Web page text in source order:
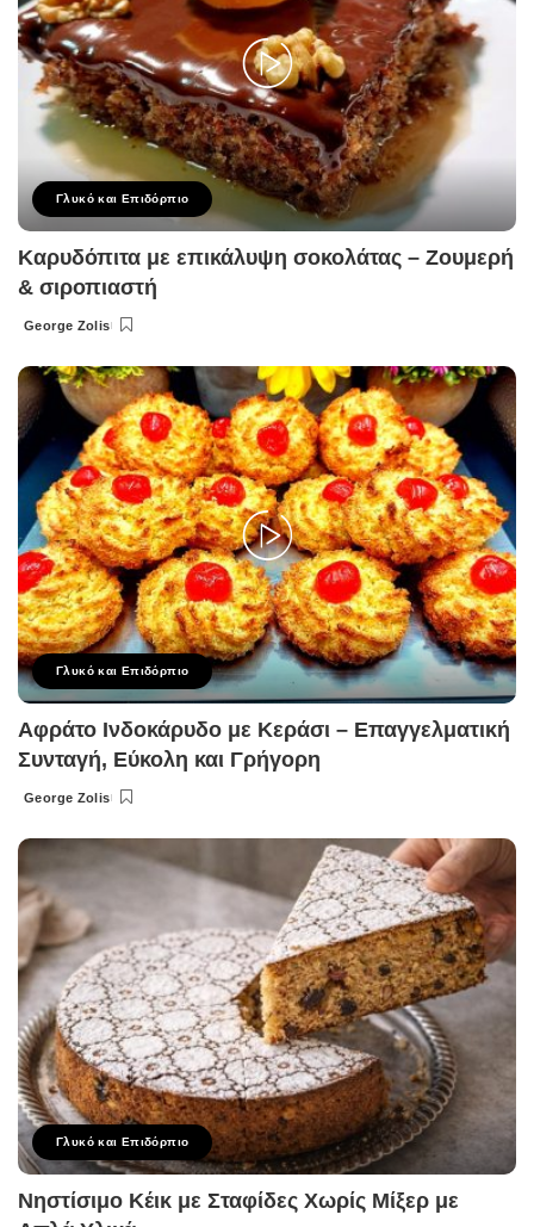
Γλυκό και Επιδόρπιο
Καρυδόπιτα με επικάλυψη σοκολάτας – Ζουμερή
& σιροπιαστή
Posted
George Zolis
Γλυκό και Επιδόρπιο
Αφράτο Ινδοκάρυδο με Κεράσι – Επαγγελματική
Συνταγή, Εύκολη και Γρήγορη
Posted
George Zolis
Γλυκό και Επιδόρπιο
Νηστίσιμο Κέικ με Σταφίδες Χωρίς Μίξερ με